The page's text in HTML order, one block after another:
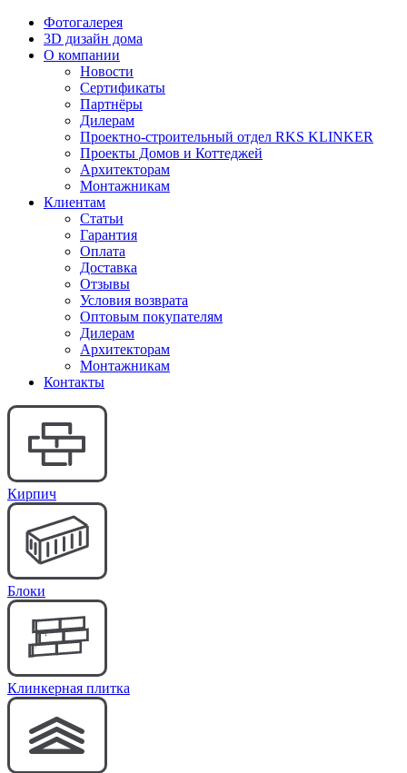
Фотогалерея
3D дизайн дома
О компании
Новости
Сертификаты
Партнёры
Дилерам
Проектно-строительный отдел RKS KLINKER
Проекты Домов и Коттеджей
Архитекторам
Монтажникам
Клиентам
Статьи
Гарантия
Оплата
Доставка
Отзывы
Условия возврата
Оптовым покупателям
Дилерам
Архитекторам
Монтажникам
Контакты
Кирпич
Блоки
Клинкерная плитка